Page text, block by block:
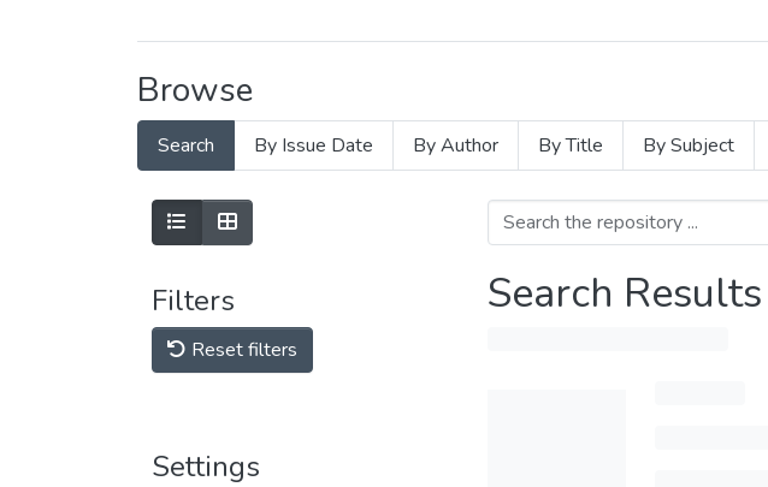
Browse
Search By Issue Date By Author By Title By Subject
Filters
Reset filters
Settings
Search Results